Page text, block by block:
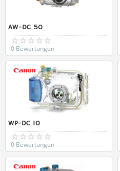
AW-DC 50
0 Bewertungen
WP-DC 10
0 Bewertungen